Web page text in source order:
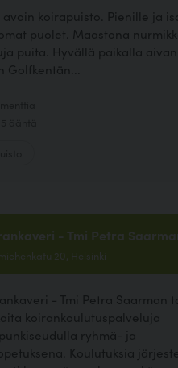
avoin koirapuisto. Pienille ja
puolet. Maastona
puita. Hyvällä paikalla aivan
Golfkentän...
- Tmi Petra
20, Helsinki
- Tmi Petra Saarman
koirankoulutuspalveluja
ryhmä- ja
Koulutuksia